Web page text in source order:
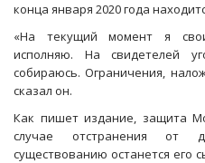
конца января 2020 года
«На текущий момент я
исполняю. На свидетелей
собираюсь. Ограничения,
сказал он.
Как пишет издание, защита
случае отстранения от
существованию останется его